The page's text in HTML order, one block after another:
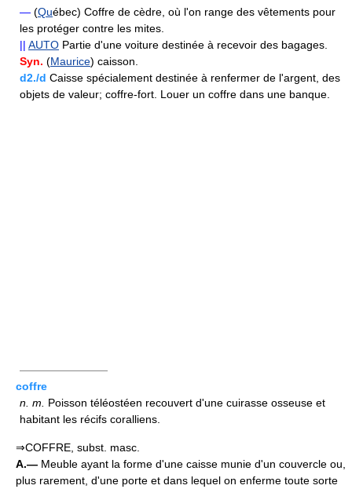
— (Québec) Coffre de cèdre, où l'on range des vêtements pour
les protéger contre les mites.
|| AUTO Partie d'une voiture destinée à recevoir des bagages.
Syn. (Maurice) caisson.
d2./d Caisse spécialement destinée à renfermer de l'argent, des
objets de valeur; coffre-fort. Louer un coffre dans une banque.
————————
coffre
n. m.
Poisson téléostéen recouvert d'une cuirasse osseuse et
habitant les récifs coralliens.
⇒COFFRE, subst. masc.
A.— Meuble ayant la forme d'une caisse munie d'un couvercle ou,
plus rarement, d'une porte et dans lequel on enferme toute sorte